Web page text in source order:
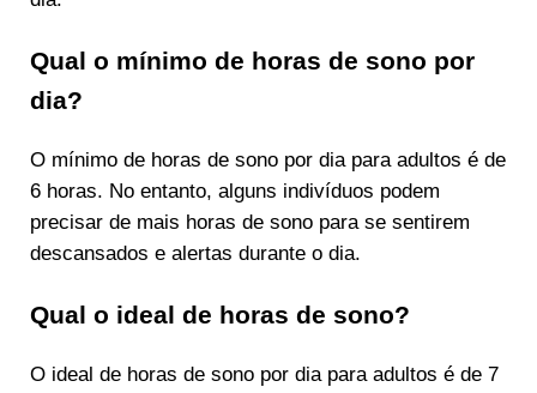
Qual o mínimo de horas de sono por
dia?
O mínimo de horas de sono por dia para adultos é de
6 horas. No entanto, alguns indivíduos podem
precisar de mais horas de sono para se sentirem
descansados e alertas durante o dia.
Qual o ideal de horas de sono?
O ideal de horas de sono por dia para adultos é de 7